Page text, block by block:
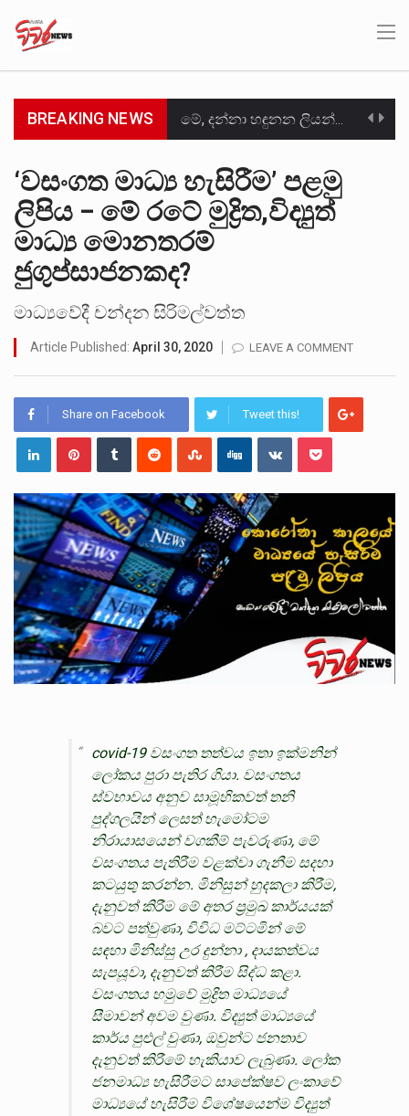
BREAKING NEWS මේ, දන්නා හඳුනන ලියන්නකුගේ නන්නාඳුනන අඩවියක සැරිසරා ලද ආස්වාදනීය මොහොතක සිංහාවලෝකනයකි .කෙටි කවියක දිගු බර…
සංවිධානාත්මක අපරාධකරුවකු වන ලොකු පැටිගේ ප්‍රධාන වෙඩික්කරු බවට සැක කරන ගිං ගඟේ ගිල්වා මරා දමා…
ලාල් කාන්ත ඇමතිවරයා අධිකරණ විනිශ්චයකාරවරුන්ගේ විශ්‍රාම යෑමේ වයස සම්බන්ධයෙන් නිහඬව සිටින ලෙස තමාට දැනුම් දුන්…
ගොවියන්ගේ ප්‍රශ්න, ධීවරයන්ගේ ප්‍රශ්න, සෞඛය ප්‍රශ්න, වැටු ප්‍ර්ශ්න, රැකියා විරහිත ප්‍රශ්න මේ සියලු ප්‍රශ්නවලට තනි…
‘වසංගත මාධ්‍ය හැසිරීම’ පළමු
ලිපිය – මේ රටේ මුද්‍රිත,විද්‍යුත්
මාධ්‍ය මොනතරම්
ජුගුප්සාජනකද?
මාධ්‍යවේදී චන්දන සිරිමල්වත්ත
Article Published: April 30, 2020 LEAVE A COMMENT
Share on Facebook Tweet this!
covid-19 වසංගත තත්වය ඉතා ඉක්මනින්
ලෝකය පුරා පැතිර ගියා. වසංගතය
ස්වභාවය අනුව සාමූහිකවත් තනි
පුද්ගලයින් ලෙසත් හැමෝටම
නිරායාසයෙන් වගකීම් පැවරුණා, මේ
වසංගතය පැතිරීම වළක්වා ගැනීම සදහා
කටයුතු කරන්න. මිනිසුන් හුදකලා කිරීම,
දැනුවත් කිරීම මේ අතර ප්‍රමුඛ කාර්යයක්
බවට පත්වුණා, විවිධ මට්ටමින් මේ
සඳහා මිනිස්සු උර දුන්නා , දායකත්වය
සැපයූවා, දැනුවත් කිරීම සිද්ධ කළා.
වසංගතය හමුවේ මුද්‍රිත මාධ්‍යයේ
සීමාවන් අවම වුණා. විද්‍යුත් මාධ්‍යයේ
කාර්ය පුළුල් වුණා, ඔවුන්ට ජනතාව
දැනුවත් කිරීමේ හැකියාව ලැබුණා. ලෝක
ජනමාධ්‍ය හැසිරීමට සාපේක්ෂව ලංකාවේ
මාධ්‍යයේ හැසිරීම විශේෂයෙන්ම විද්‍යුත්